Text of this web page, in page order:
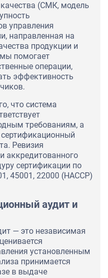
(СМК, модель
управления
направленная на
продукции и
помогает
операции,
эффективность
что система
требованиям, а
Ревизия
аккредитованного
сертификации по
45001, 22000 (НАССР)
аудит и
— это независимая
установленным
принимается
в выдаче